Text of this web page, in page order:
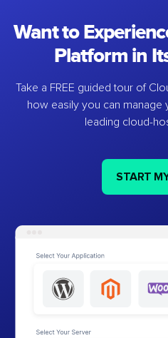
Want to
Platform in
Take a FREE guided tour of
how easily you can manage
leading cloud-
START